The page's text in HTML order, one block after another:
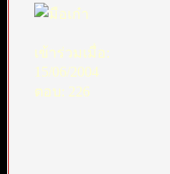
เข้าร่วมเมื่อ:
15/06/2004
ตอบ: 226